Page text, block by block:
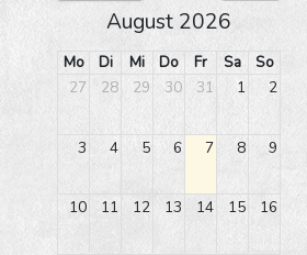
August 2026
Mo Di Mi Do Fr Sa
So
27
28 29 30 31 1 2
3 4 5 6 7 8 9
10 11 12 13 14 15 16